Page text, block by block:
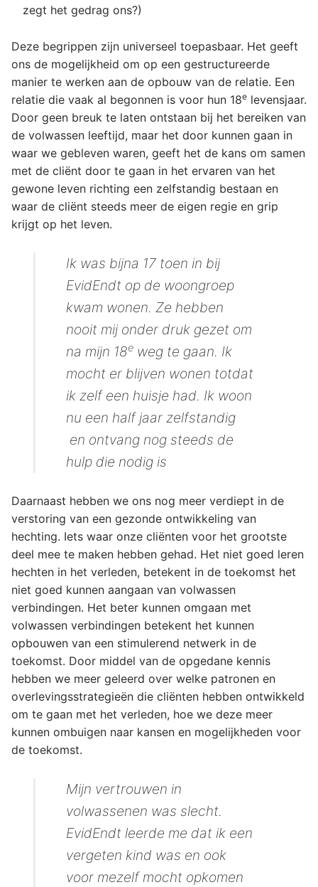
zegt het gedrag ons?)
Deze begrippen zijn universeel toepasbaar. Het geeft
ons de mogelijkheid om op een gestructureerde
manier te werken aan de opbouw van de relatie. Een
relatie die vaak al begonnen is voor hun 18e levensjaar.
Door geen breuk te laten ontstaan bij het bereiken van
de volwassen leeftijd, maar het door kunnen gaan in
waar we gebleven waren, geeft het de kans om samen
met de cliënt door te gaan in het ervaren van het
gewone leven richting een zelfstandig bestaan en
waar de cliënt steeds meer de eigen regie en grip
krijgt op het leven.
Ik was bijna 17 toen in bij
EvidEndt op de woongroep
kwam wonen. Ze hebben
nooit mij onder druk gezet om
na mijn 18e weg te gaan. Ik
mocht er blijven wonen totdat
ik zelf een huisje had. Ik woon
nu een half jaar zelfstandig
en ontvang nog steeds de
hulp die nodig is
Daarnaast hebben we ons nog meer verdiept in de
verstoring van een gezonde ontwikkeling van
hechting. Iets waar onze cliënten voor het grootste
deel mee te maken hebben gehad. Het niet goed leren
hechten in het verleden, betekent in de toekomst het
niet goed kunnen aangaan van volwassen
verbindingen. Het beter kunnen omgaan met
volwassen verbindingen betekent het kunnen
opbouwen van een stimulerend netwerk in de
toekomst. Door middel van de opgedane kennis
hebben we meer geleerd over welke patronen en
overlevingsstrategieën die cliënten hebben ontwikkeld
om te gaan met het verleden, hoe we deze meer
kunnen ombuigen naar kansen en mogelijkheden voor
de toekomst.
Mijn vertrouwen in
volwassenen was slecht.
EvidEndt leerde me dat ik een
vergeten kind was en ook
voor mezelf mocht opkomen